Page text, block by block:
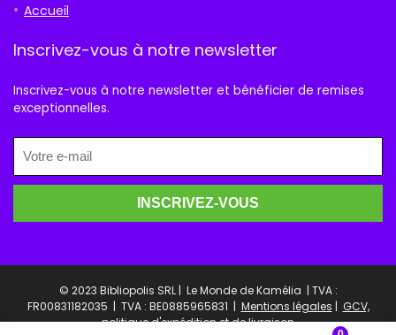
Accueil
Inscrivez-vous à notre newsletter
Inscrivez-vous à notre newsletter et bénéficier de remises
exceptionnelles.
© 2023 Bibliopolis SRL | Le Monde de Kamélia | TVA :
FR00831182035 | TVA : BE0885965831 | Mentions légales | GCV,
politique d'expédition et de livraison